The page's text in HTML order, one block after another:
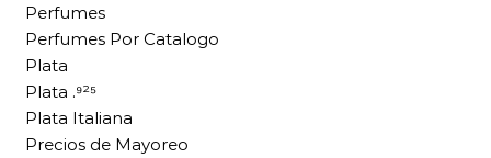
Perfumes
Perfumes Por Catalogo
Plata
Plata .⁹²⁵
Plata Italiana
Precios de Mayoreo